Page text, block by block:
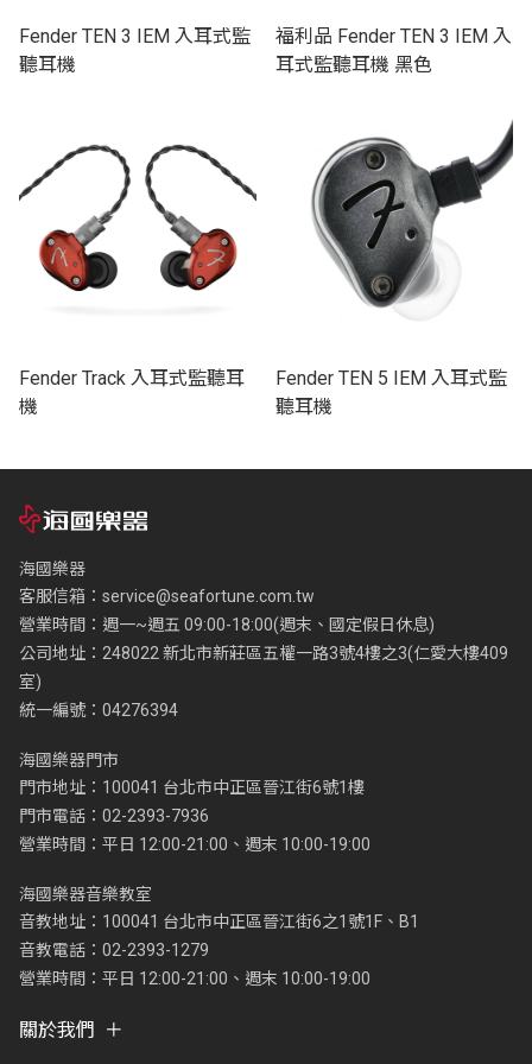
Fender TEN 3 IEM 入耳式監
聽耳機
福利品 Fender TEN 3 IEM 入
耳式監聽耳機 黑色
Fender Track 入耳式監聽耳
機
Fender TEN 5 IEM 入耳式監
聽耳機
海國樂器
客服信箱： service@seafortune.com.tw
營業時間：週一~週五 09:00-18:00(週末、國定假日休息)
公司地址：248022 新北市新莊區五權一路3號4樓之3(仁愛大樓409
室)
統一編號：04276394
海國樂器門市
門市地址：100041 台北市中正區晉江街6號1樓
門市電話：02-2393-7936
營業時間：平日 12:00-21:00、週末 10:00-19:00
海國樂器音樂教室
音教地址：100041 台北市中正區晉江街6之1號1F、B1
音教電話：02-2393-1279
營業時間：平日 12:00-21:00、週末 10:00-19:00
關於我們